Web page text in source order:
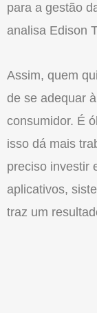
para a gestão
analisa Edison
Assim, quem
de se adequar
consumidor. É
isso dá mais
preciso investir
aplicativos,
traz um